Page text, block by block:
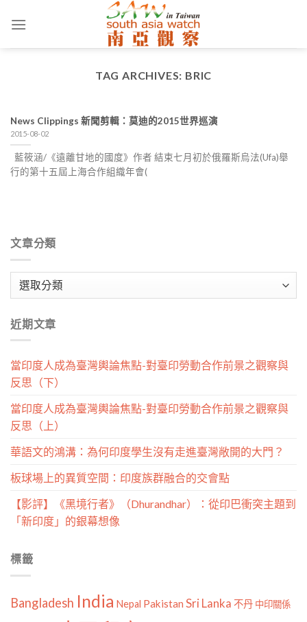
TAG ARCHIVES: BRIC
News Clippings 新聞剪輯：莫迪的2015世界巡演
2015-08-02
藍筱涵/《遠離甘地的國度》作者 結束七月初於俄羅斯烏法(Ufa)舉
行的第十五屆上海合作組織年會(
文章分類
類
近期文章
當印度人成為臺灣輿論焦點-對臺印勞動合作前景之觀察與
反思（下）
當印度人成為臺灣輿論焦點-對臺印勞動合作前景之觀察與
反思（上）
華語文的鴻溝：為何印度學生沒有走進臺灣敞開的大門？
板球場上的異質空間：印度族群融合的交會點
【影評】《黑境行者》（Dhurandhar）：從印巴衝突主題到
「新印度」的銀幕想像
標籤
Bangladesh India Nepal Pakistan Sri Lanka 不丹 中印關係